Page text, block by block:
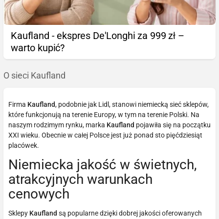
Kaufland - ekspres De'Longhi za 999 zł –
warto kupić?
O sieci Kaufland
Firma Kaufland, podobnie jak Lidl, stanowi niemiecką sieć sklepów,
które funkcjonują na terenie Europy, w tym na terenie Polski. Na
naszym rodzimym rynku, marka Kaufland pojawiła się na początku
XXI wieku. Obecnie w całej Polsce jest już ponad sto pięćdziesiąt
placówek.
Niemiecka jakość w świetnych,
atrakcyjnych warunkach
cenowych
Sklepy Kaufland są popularne dzięki dobrej jakości oferowanych